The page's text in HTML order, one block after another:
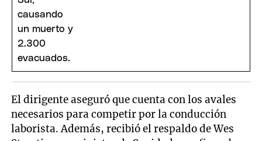
El dirigente aseguró que cuenta con los avales
necesarios para competir por la conducción
laborista. Además, recibió el respaldo de Wes